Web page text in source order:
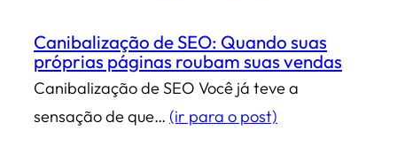
Canibalização de SEO: Quando suas
próprias páginas roubam suas vendas
Canibalização de SEO Você já teve a
sensação de que… (ir para o post)